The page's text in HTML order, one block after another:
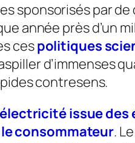
sponsorisés par
année près d’un
cespolitiques
d’immenses
contresens.
issue des
consommateur.